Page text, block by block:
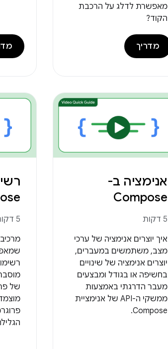
מאפשרת לדלג על הרכבת
הקוד?
מדריך
אנימציה ב-
Compose
5 דקות
איך יוצרים אנימציה של ערכי
מצב, משתמשים במעברים,
יוצרים אנימציה של שינויים
בחשיפה או בגודל ומבצעים
מעבר הדרגתי באמצעות
ממשקי ה-API של אנימציית
Compose.
5 דקות
של